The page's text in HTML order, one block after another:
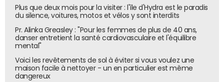
marchands.
de notre catalogue : nous lui postons le différentiel des
catalogues mis à jour de nos partenaires. L'appliance
raccourcit le temps d'affichage des données et de mise
à jour des fichier.
Plus que deux mois pour la visiter : l'île d'Hydra est le paradis
du silence, voitures, motos et vélos y sont interdits
Pr. Alinka Greasley : "Pour les femmes de plus de 40 ans,
danser entretient la santé cardiovasculaire et l'équilibre
mental"
Voici les revêtements de sol à éviter si vous voulez une
maison facile à nettoyer - un en particulier est même
dangereux